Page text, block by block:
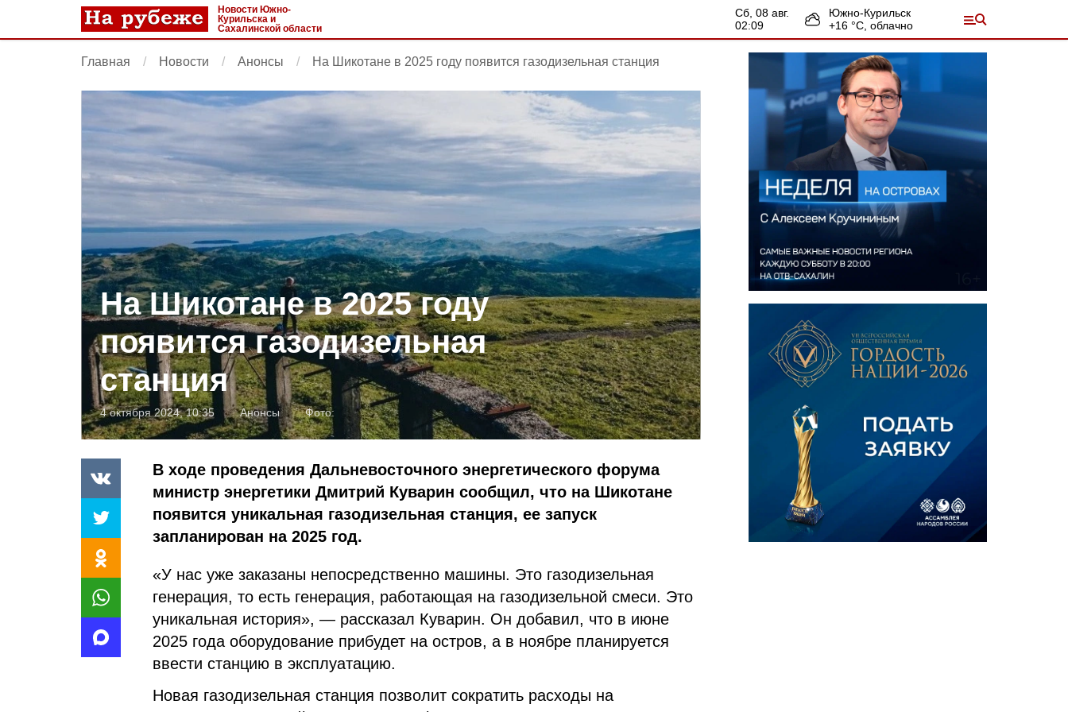
Новости Южно-
Курильска и
Сахалинской области
сб, 08 авг.
02:09
Южно-Курильск
+16 °С, облачно
Главная Новости Анонсы На Шикотане в 2025 году появится газодизельная станция
На Шикотане в 2025 году
появится газодизельная
станция
4 октября 2024, 10:35 Анонсы Фото:
В ходе проведения Дальневосточного энергетического форума
министр энергетики Дмитрий Куварин сообщил, что на Шикотане
появится уникальная газодизельная станция, ее запуск
запланирован на 2025 год.
«У нас уже заказаны непосредственно машины. Это газодизельная
генерация, то есть генерация, работающая на газодизельной смеси. Это
уникальная история», — рассказал Куварин. Он добавил, что в июне
2025 года оборудование прибудет на остров, а в ноябре планируется
ввести станцию в эксплуатацию.
Новая газодизельная станция позволит сократить расходы на